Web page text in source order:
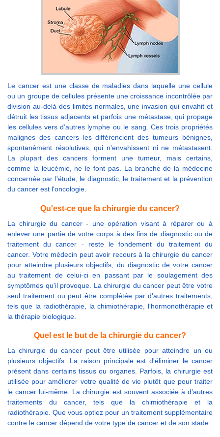
Le cancer est une classe de maladies dans laquelle une cellule
ou un groupe de cellules présente une croissance incontrôlée par
division au-delà des limites normales, une invasion qui envahit et
détruit les tissus adjacents et parfois une métastase, qui propage
les cellules vers d’autres lymphe ou le sang. Ces trois propriétés
malignes des cancers les différencient des tumeurs bénignes,
spontanément résolutives, qui n'envahissent ni ne métastasent.
La plupart des cancers forment une tumeur, mais certains,
comme la leucémie, ne le font pas. La branche de la médecine
concernée par l'étude, le diagnostic, le traitement et la prévention
du cancer est l'oncologie.
Qu'est-ce que la chirurgie du cancer?
La chirurgie du cancer - une opération visant à réparer ou à
enlever une partie de votre corps à des fins de diagnostic ou de
traitement du cancer - reste le fondement du traitement du
cancer. Votre médecin peut avoir recours à la chirurgie du cancer
pour atteindre plusieurs objectifs, du diagnostic de votre cancer
au traitement de celui-ci en passant par le soulagement des
symptômes qu'il provoque. La chirurgie du cancer peut être votre
seul traitement ou peut être complétée par d'autres traitements,
tels que la radiothérapie, la chimiothérapie, l'hormonothérapie et
la thérapie biologique.
Quel est le but de la chirurgie du cancer?
La chirurgie du cancer peut être utilisée pour atteindre un ou
plusieurs objectifs. La raison principale est d'éliminer le cancer
présent dans certains tissus ou organes. Parfois, la chirurgie est
utilisée pour améliorer votre qualité de vie plutôt que pour traiter
le cancer lui-même. La chirurgie est souvent associée à d'autres
traitements du cancer, tels que la chimiothérapie et la
radiothérapie. Que vous optiez pour un traitement supplémentaire
contre le cancer dépend de votre type de cancer et de son stade.